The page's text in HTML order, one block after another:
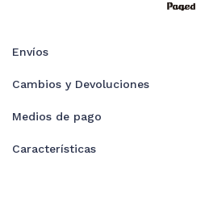
Envíos
Cambios y Devoluciones
Medios de pago
Características